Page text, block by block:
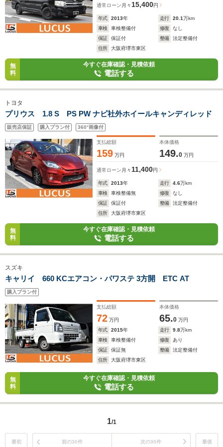
通常ローン 月々 15,400円
年式 2013年 走行 20.1万km
車検
車検整備付 修復
なし
保証
保証付 整備
法定整備付
住所
大阪府堺市東区
無
料
今すぐ在庫確認・見積依頼
電話する
トヨタ
プリウス 1.8 S PS PW ナビ社外ホイールキャンディレッド
販売店保証 購入プラン付 360°画像付
支払総額
159 万円
本体価格
149.0 万円
通常ローン 月々 11,400円
年式 2013年 走行 4.6万km
車検
車検整備無 修復
なし
保証
保証付 整備
法定整備付
住所
大阪府堺市東区
無
料
今すぐ在庫確認・見積依頼
電話する
スズキ
キャリイ 660 KCエアコン・パワステ 3方開 ETC AT
購入プラン付
支払総額
72 万円
本体価格
65.0 万円
年式
2015年 走行 9.8万km
車検
車検整備付 修復
あり
保証
保証無 整備
法定整備付
住所
大阪府堺市東区
無
料
今すぐ在庫確認・見積依頼
電話する
1/1
最初 前の30件 次の30件
最後